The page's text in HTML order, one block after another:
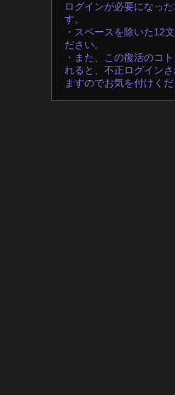
ログインが必要になっ
す。
・スペースを除いた12
ださい。
・また、この復活のコ
れると、不正ログイン
ますのでお気を付けくだ